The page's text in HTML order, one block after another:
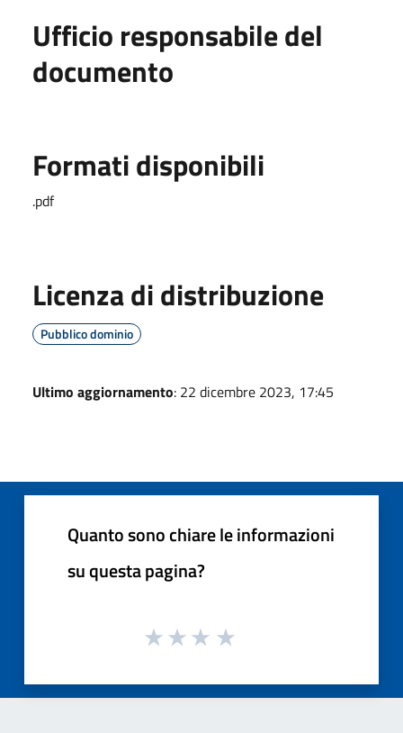
Ufficio responsabile del
documento
Formati disponibili
.pdf
Licenza di distribuzione
Pubblico dominio
Ultimo aggiornamento: 22 dicembre 2023, 17:45
Quanto sono chiare le informazioni
su questa pagina?